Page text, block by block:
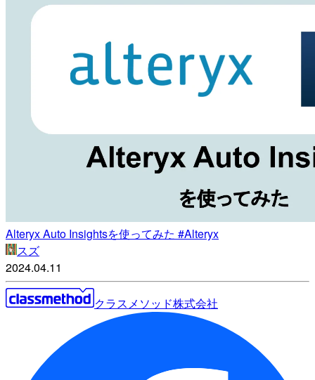
Alteryx Auto Insightsを使ってみた #Alteryx
スズ
2024.04.11
クラスメソッド株式会社